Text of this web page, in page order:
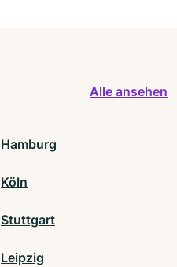
Alle ansehen
Hamburg
Köln
Stuttgart
Leipzig